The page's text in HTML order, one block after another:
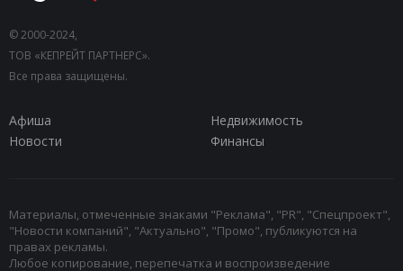
© 2000-2024,
ТОВ «КЕПРЕЙТ ПАРТНЕРС».
Все права защищены.
Афиша
Недвижимость
Новости
Финансы
Материалы, отмеченные знаками "Реклама", "PR", "Спецпроект",
"Новости компаний", "Актуально", "Промо", публикуются на
правах рекламы.
Любое копирование, перепечатка и воспроизведение